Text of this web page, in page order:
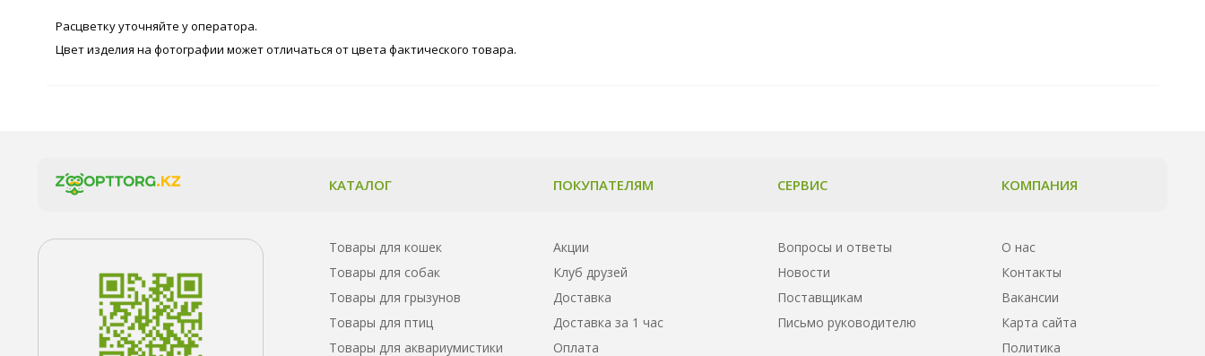
Расцветку уточняйте у оператора.
Цвет изделия на фотографии может отличаться от цвета фактического товара.
КАТАЛОГ
Товары для кошек
Товары для собак
Товары для грызунов
Товары для птиц
Товары для аквариумистики
ПОКУПАТЕЛЯМ
Акции
Клуб друзей
Доставка
Доставка за 1 час
Оплата
СЕРВИС
Вопросы и ответы
Новости
Поставщикам
Письмо руководителю
КОМПАНИЯ
О нас
Контакты
Вакансии
Карта сайта
Политика